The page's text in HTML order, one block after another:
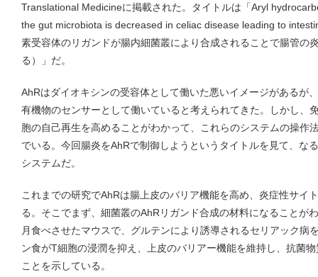
Translational Medicineに掲載された。タイトルは「Aryl
the gut microbiota is decreased in celiac disease leading to
素受容体のリガンドが腸内細菌叢により合成されることで腸管の
る）」だ。
AhRはダイオキシンの受容体として働いた悪いイメージがあるが
有機物のセンサーとして働いていると考えられてきた。しかし、
胞の自己再生を高めることがわかって、これらのシステムの操作
でいる。今回腸炎をAhRで制御しようというタイトルを見て、な
システムだ。
これまでの研究でAhRは腸上皮のバリア機能を高め、炎症性サイ
る。そこでまず、細菌叢のAhRリガンド合成の材料になることが
月食べさせたマウスで、グルテンにより誘導されるセリアック病
ン食がT細胞の浸潤を抑え、上皮のバリアー機能を維持し、抗菌
ことを示している。